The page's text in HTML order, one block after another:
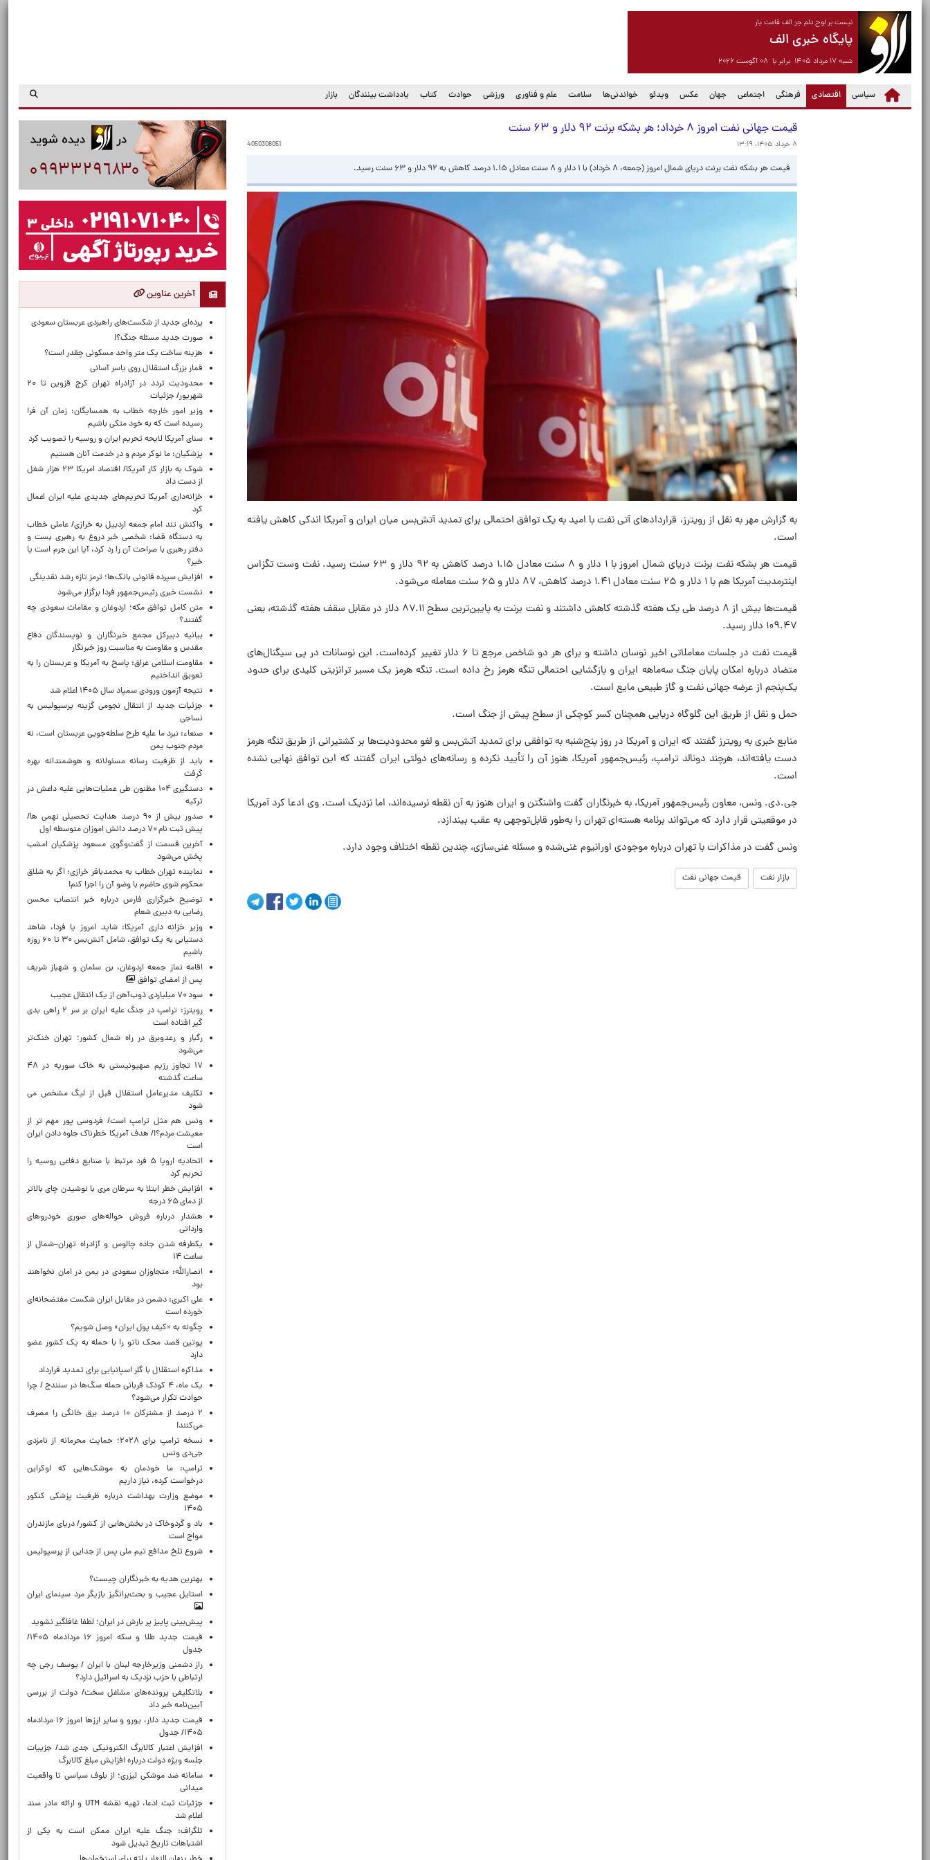
نیست بر لوح دلم جز الف قامت یار
پایگاه خبری الف
شنبه ۱۷ مرداد ۱۴۰۵ برابر با ۰۸ آگوست ۲۰۲۶
سیاسی اقتصادی
(current) فرهنگی اجتماعی جهان عکس ویدئو خواندنی‌ها سلامت علم و فناوری ورزشی حوادث کتاب یادداشت بینندگان بازار
قیمت جهانی نفت امروز ۸ خرداد؛ هر بشکه برنت ۹۲ دلار و ۶۳ سنت
۸ خرداد ۱۴۰۵، ۱۳:۱۹ 4050308051
قیمت هر بشکه نفت برنت دریای شمال امروز (جمعه، ۸ خرداد) با ۱ دلار و ۸ سنت معادل ۱.۱۵ درصد کاهش به ۹۲ دلار و ۶۳ سنت رسید.
به گزارش مهر به نقل از رویترز، قراردادهای آتی نفت با امید به یک توافق احتمالی برای تمدید آتش‌بس میان ایران و آمریکا اندکی کاهش یافته
است.
قیمت هر بشکه نفت برنت دریای شمال امروز با ۱ دلار و ۸ سنت معادل ۱.۱۵ درصد کاهش به ۹۲ دلار و ۶۳ سنت رسید. نفت وست تگزاس
اینترمدیت آمریکا هم با ۱ دلار و ۲۵ سنت معادل ۱.۴۱ درصد کاهش، ۸۷ دلار و ۶۵ سنت معامله می‌شود.
قیمت‌ها بیش از ۸ درصد طی یک هفته گذشته کاهش داشتند و نفت برنت به پایین‌ترین سطح ۸۷.۱۱ دلار در مقابل سقف هفته گذشته، یعنی
۱۰۹.۴۷ دلار رسید.
قیمت‌ نفت در جلسات معاملاتی اخیر نوسان داشته‌ و برای هر دو شاخص مرجع تا ۶ دلار تغییر کرده‌است. این نوسانات در پی سیگنال‌های
متضاد درباره امکان پایان جنگ سه‌ماهه ایران و بازگشایی احتمالی تنگه هرمز رخ داده است. تنگه هرمز یک مسیر ترانزیتی کلیدی برای حدود
یک‌پنجم از عرضه جهانی نفت و گاز طبیعی مایع است.
حمل و نقل از طریق این گلوگاه دریایی همچنان کسر کوچکی از سطح پیش از جنگ است.
منابع خبری به رویترز گفتند که ایران و آمریکا در روز پنج‌شنبه به توافقی برای تمدید آتش‌بس و لغو محدودیت‌ها بر کشتیرانی از طریق تنگه هرمز
دست یافته‌اند، هرچند دونالد ترامپ، رئیس‌جمهور آمریکا، هنوز آن را تأیید نکرده و رسانه‌های دولتی ایران گفتند که این توافق نهایی نشده
است.
جی.دی. ونس، معاون رئیس‌جمهور آمریکا، به خبرنگاران گفت واشنگتن و ایران هنوز به آن نقطه نرسیده‌اند، اما نزدیک است. وی ادعا کرد آمریکا
در موقعیتی قرار دارد که می‌تواند برنامه هسته‌ای تهران را به‌طور قابل‌توجهی به عقب بیندازد.
ونس گفت در مذاکرات با تهران درباره موجودی اورانیوم غنی‌شده و مسئله غنی‌سازی، چندین نقطه اختلاف وجود دارد.
بازار نفت قیمت جهانی نفت
آخرین عناوین
پرده‌ای جدید از شکست‌های راهبردی عربستان سعودی
صورت جدید مسئله جنگ؟!
هزینه ساخت یک متر واحد مسکونی چقدر است؟
قمار بزرگ استقلال روی یاسر آسانی
محدودیت تردد در آزادراه تهران کرج قزوین تا ۲۰
شهریور/ جزئیات
وزیر امور خارجه خطاب به همسایگان: زمان آن فرا
رسیده است که به خود متکی باشیم
سنای آمریکا لایحه تحریم ایران و روسیه را تصویب کرد
پزشکیان: ما نوکر مردم و در خدمت آنان هستیم
شوک به بازار کار آمریکا/ اقتصاد امریکا ۲۳ هزار شغل
از دست داد
خزانه‌داری آمریکا تحریم‌های جدیدی علیه ایران اعمال
کرد
واکنش تند امام جمعه اردبیل به خرازی/ عاملی خطاب
به دستگاه قضا: شخصی خبر دروغ به رهبری بست و
دفتر رهبری با صراحت آن را رد کرد، آیا این جرم است یا
خیر؟
افزایش سپرده قانونی بانک‌ها؛ ترمز تازه رشد نقدینگی
نشست خبری رئیس‌جمهور فردا برگزار می‌شود
متن کامل توافق مکه؛ اردوغان و مقامات سعودی چه
گفتند؟
بیانیه دبیرکل مجمع خبرنگاران و نویسندگان دفاع
مقدس و مقاومت به مناسبت روز خبرنگار
مقاومت اسلامی عراق: پاسخ به آمریکا و عربستان را به
تعویق انداختیم
نتیجه آزمون ورودی سمپاد سال ۱۴۰۵ اعلام شد
جزئیات جدید از انتقال نجومی گزینه پرسپولیس به
نساجی
صنعاء: نبرد ما علیه طرح سلطه‌جویی عربستان است، نه
مردم جنوب یمن
باید از ظرفیت رسانه مسئولانه و هوشمندانه بهره
گرفت
دستگیری ۱۰۴ مظنون طی عملیات‌هایی علیه داعش در
ترکیه
صدور بیش از ۹۰ درصد هدایت تحصیلی نهمی ها/
پیش ثبت نام ۷۰ درصد دانش اموزان متوسطه اول
آخرین قسمت از گفت‌وگوی مسعود پزشکیان امشب
پخش می‌شود
نماینده تهران خطاب به محمدباقر خرازی: اگر به شلاق
محکوم شوی حاضرم با وضو آن را اجرا کنم!
توضیح خبرگزاری فارس درباره خبر انتصاب محسن
رضایی به دبیری شعام
وزیر خزانه داری آمریکا: شاید امروز یا فردا، شاهد
دستیابی به یک توافق، شامل آتش‌بس ۳۰ تا ۶۰ روزه
باشیم
اقامه نماز جمعه اردوغان، بن ‌سلمان و شهباز شریف
پس از امضای توافق
سود ۷۰ میلیاردی ذوب‌آهن از یک انتقال عجیب
رویترز: ترامپ در جنگ علیه ایران بر سر ۲ راهی بدی
گیر افتاده است
رگبار و رعدوبرق در راه شمال کشور؛ تهران خنک‌تر
می‌شود
۱۷ تجاوز رژیم صهیونیستی به خاک سوریه در ۴۸
ساعت گذشته
تکلیف مدیرعامل استقلال قبل از لیگ مشخص می
شود
ونس هم مثل ترامپ است/ فردوسی پور مهم تر از
معیشت مردم؟!/ هدف آمریکا خطرناک جلوه دادن ایران
است
اتحادیه اروپا ۵ فرد مرتبط با صنایع دفاعی روسیه را
تحریم کرد
افزایش خطر ابتلا به سرطان مری با نوشیدن چای بالاتر
از دمای ۶۵ درجه
هشدار درباره فروش حواله‌های صوری خودروهای
وارداتی
یکطرفه شدن جاده چالوس و آزادراه تهران–شمال از
ساعت ۱۴
انصارالله: متجاوزان سعودی در یمن در امان نخواهند
بود
علی اکبری: دشمن در مقابل ایران شکست مفتضحانه‌ای
خورده است
چگونه به «کیف پول ایران» وصل شویم؟
پوتین قصد محک ناتو را با حمله به یک کشور عضو
دارد
مذاکره استقلال با گلر اسپانیایی برای تمدید قرارداد
یک ماه، ۴ کودک قربانی حمله سگ‌ها در سنندج / چرا
حوادث تکرار می‌شود؟
۲ درصد از مشترکان ۱۰ درصد برق خانگی را مصرف
می‌کنند!
نسخه ترامپ برای ۲۰۲۸؛ حمایت محرمانه از نامزدی
جی‌دی ونس
ترامپ: ما خودمان به موشک‌هایی که اوکراین
درخواست کرده، نیاز داریم
موضع وزارت بهداشت درباره ظرفیت پزشکی کنکور
۱۴۰۵
باد و گردوخاک در بخش‌هایی از کشور/ دریای مازندران
مواج است
شروع تلخ مدافع تیم ملی پس از جدایی از پرسپولیس
بهترین هدیه به خبرنگاران چیست؟
استایل عجیب و بحث‌برانگیز بازیگر مرد سینمای ایران
پیش‌بینی پاییز پر بارش در ایران؛ لطفا غافلگیر نشوید
قیمت جدید طلا و سکه امروز ۱۶ مردادماه ۱۴۰۵/
جدول
راز دشمنی وزیرخارجه لبنان با ایران / یوسف رجی چه
ارتباطی با حزب نزدیک به اسرائیل دارد؟
بلاتکلیفی پرونده‌های مشاغل سخت/ دولت از بررسی
آیین‌نامه خبر داد
قیمت جدید دلار، یورو و سایر ارزها امروز ۱۶ مردادماه
۱۴۰۵/ جدول
افزایش اعتبار کالابرگ الکترونیکی جدی شد/ جزییات
جلسه ویژه دولت درباره افزایش مبلغ کالابرگ
سامانه ضد موشکی لیزری؛ از بلوف سیاسی تا واقعیت
میدانی
جزئیات ثبت ادعا، تهیه نقشه UTM و ارائه مادر سند
اعلام شد
تلگراف: جنگ علیه ایران ممکن است به یکی از
اشتباهات تاریخ تبدیل شود